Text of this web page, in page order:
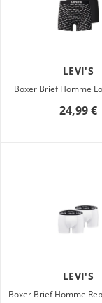
LEVI'S
Boxer Brief Homme
24,99 €
LEVI'S
Boxer Brief Homme